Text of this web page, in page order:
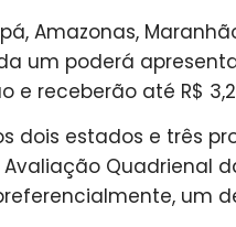
Amazonas,
um poderá
e receberão até R$
dois estados e três
Quadrienal
um